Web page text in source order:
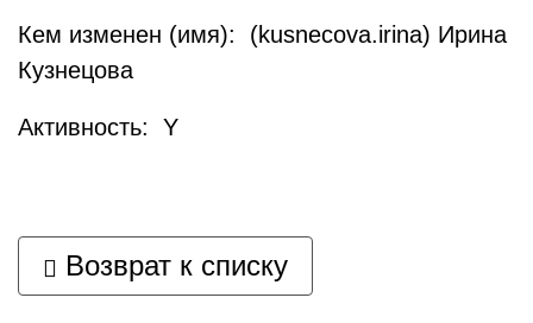
Кем изменен (имя): (kusnecova.irina) Ирина
Кузнецова
Активность: Y
Возврат к списку